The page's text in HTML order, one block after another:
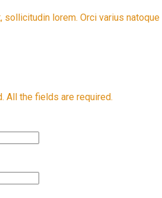
sollicitudin lorem. Orci varius
All the fields are required.